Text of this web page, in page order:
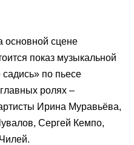
основной сцене
показ музыкальной
по пьесе
ролях –
Ирина Муравьёва,
Сергей Кемпо,